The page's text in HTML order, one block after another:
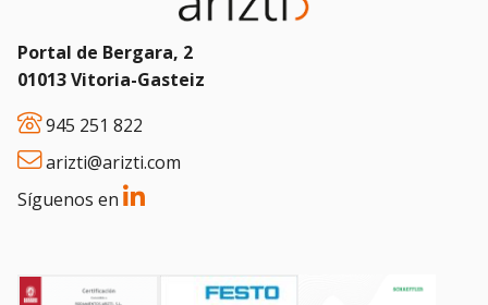
Portal de Bergara, 2
01013 Vitoria-Gasteiz
945 251 822
arizti@arizti.com
Síguenos en